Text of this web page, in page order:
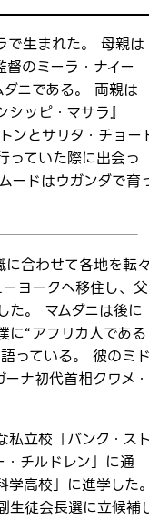
で生まれた。 母親は
のミーラ・ナイー
ニである。 両親は
ッピ・マサラ』
ンとサリタ・チョー
っていた際に出会っ
ードはウガンダで育
に合わせて各地を転
ヨークへ移住し、父
た。 マムダニは後に
に“アフリカ人である
っている。 彼のミ
ナ初代首相クワメ・
私立校「バンク・ス
・チルドレン」に通
学高校」に進学した
生徒会長選に立候補